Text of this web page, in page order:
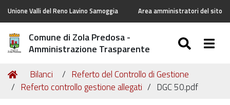
Unione Valli del Reno Lavino Samoggia Area amministratori del sito
Comune di Zola Predosa -
Amministrazione Trasparente
Tu
sei
Home
Bilanci
Referto del Controllo di Gestione
Referto controllo gestione allegati
DGC 50.pdf